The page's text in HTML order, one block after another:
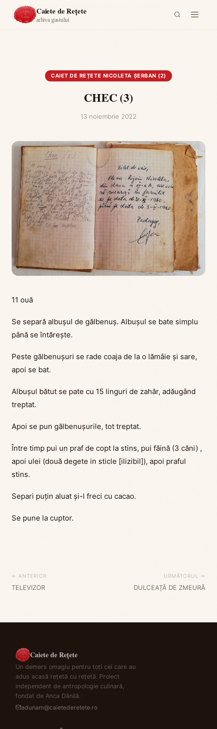
Caiete de Rețete
arhiva gustului
Acasă ›
CAIET DE REȚETE NICOLETA ȘERBAN (2)
CHEC (3)
13 noiembrie 2022
11 ouă
Se separă albușul de gălbenuș. Albușul se bate simplu
până se întărește.
Peste gălbenușuri se rade coaja de la o lămâie și sare,
apoi se bat.
Albușul bătut se pate cu 15 linguri de zahăr, adăugând
treptat.
Apoi se pun gălbenușurile, tot treptat.
Între timp pui un praf de copt la stins, pui făină (3 căni) ,
apoi ulei (două degete in sticle [ilizibil]), apoi praful
stins.
Separi puțin aluat și-l freci cu cacao.
Se pune la cuptor.
← ANTERIOR
TELEVIZOR
URMĂTORUL →
DULCEAȚĂ DE ZMEURĂ
Caiete de Rețete
Un demers omagiu pentru toți cei care au
adus acasă rețetă cu rețetă. Proiect
independent de antropologie culinară,
fondat de Anca Dănilă.
adunam@caietederetete.ro